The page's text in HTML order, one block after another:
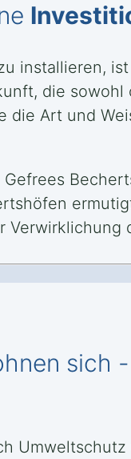
installieren,
die
Art und
sich